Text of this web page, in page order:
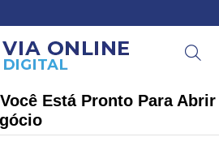
Está Pronto Para Abrir